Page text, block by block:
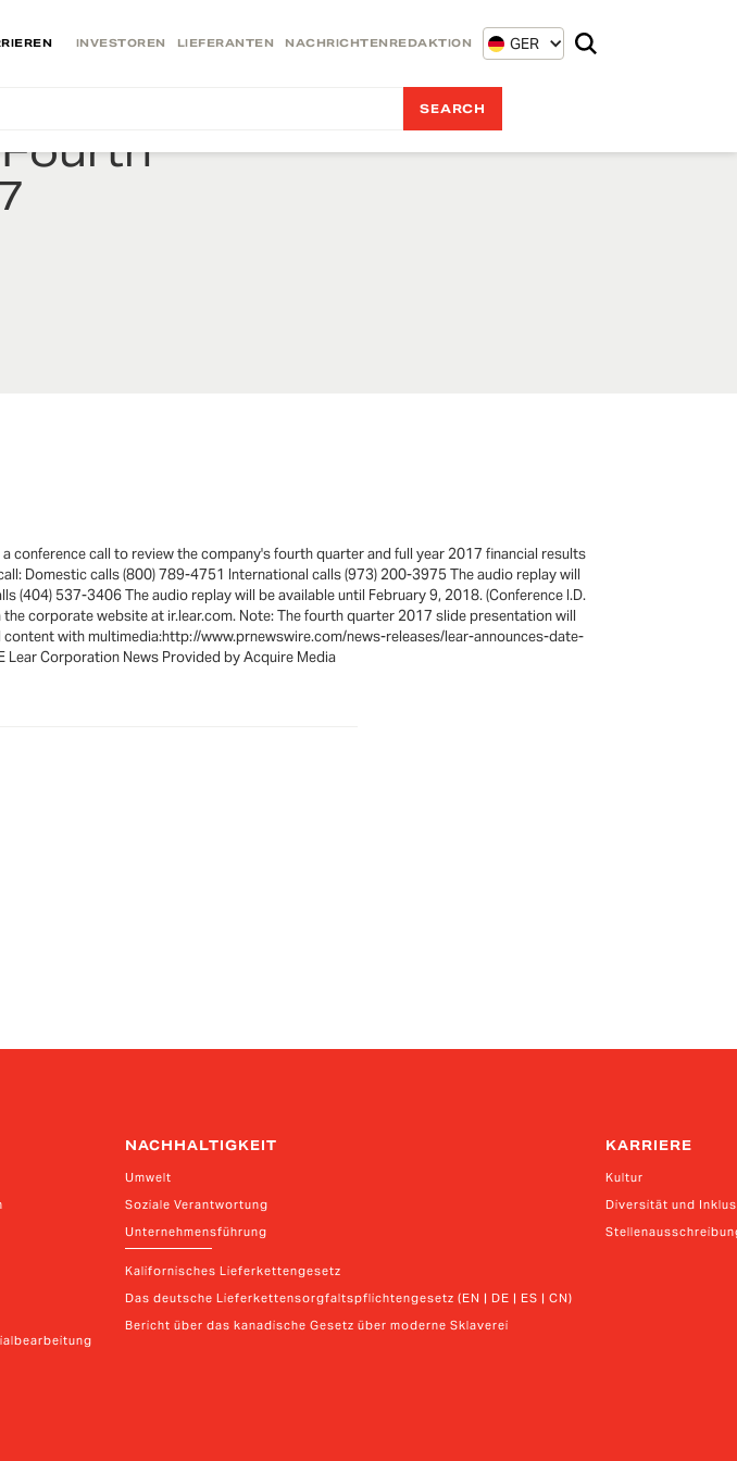
INVESTOREN LIEFERANTEN NACHRICHTENREDAKTION GER
conference call to review the company's fourth quarter and full year 2017 financial results
Domestic calls (800) 789-4751 International calls (973) 200-3975 The audio replay will
537-3406 The audio replay will be available until February 9, 2018. (Conference I.D.
corporate website at ir.lear.com. Note: The fourth quarter 2017 slide presentation will
with multimedia:http://www.prnewswire.com/news-releases/lear-announces-date-
Corporation News Provided by Acquire Media
NACHHALTIGKEIT
Umwelt
Soziale Verantwortung
Unternehmensführung
Kalifornisches Lieferkettengesetz
Das deutsche Lieferkettensorgfaltspflichtengesetz (EN | DE | ES | CN)
Bericht über das kanadische Gesetz über moderne Sklaverei
KARRIERE
Kultur
Diversität und